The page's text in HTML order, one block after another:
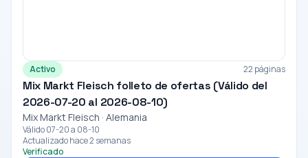
Activo 22 páginas
Mix Markt Fleisch folleto de ofertas (Válido del
2026-07-20 al 2026-08-10)
Mix Markt Fleisch · Alemania
Válido 07-20 a 08-10
Actualizado hace 2 semanas
Verificado